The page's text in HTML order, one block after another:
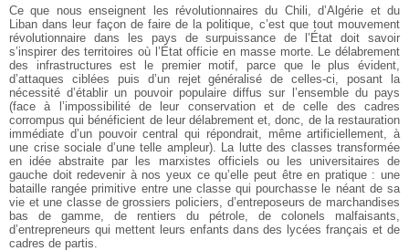
Ce que nous enseignent les révolutionnaires du Chili, d’Algérie et du
Liban dans leur façon de faire de la politique, c’est que tout mouvement
révolutionnaire dans les pays de surpuissance de l’État doit savoir
s’inspirer des territoires où l’État officie en masse morte. Le délabrement
des infrastructures est le premier motif, parce que le plus évident,
d’attaques ciblées puis d’un rejet généralisé de celles-ci, posant la
nécessité d’établir un pouvoir populaire diffus sur l’ensemble du pays
(face à l’impossibilité de leur conservation et de celle des cadres
corrompus qui bénéficient de leur délabrement et, donc, de la restauration
immédiate d’un pouvoir central qui répondrait, même artificiellement, à
une crise sociale d’une telle ampleur). La lutte des classes transformée
en idée abstraite par les marxistes officiels ou les universitaires de
gauche doit redevenir à nos yeux ce qu’elle peut être en pratique : une
bataille rangée primitive entre une classe qui pourchasse le néant de sa
vie et une classe de grossiers policiers, d’entreposeurs de marchandises
bas de gamme, de rentiers du pétrole, de colonels malfaisants,
d’entrepreneurs qui mettent leurs enfants dans des lycées français et de
cadres de partis.